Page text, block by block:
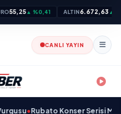
55,25▲ %0,41 ALTIN6.672,63 ▲
CANLI YAYIN
•Rubato Konser Serisi